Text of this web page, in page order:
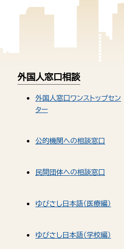
外国人窓口相談
外国人窓口ワンストップセン
ター
公的機関への相談窓口
民間団体への相談窓口
ゆびさし日本語（医療編）
ゆびさし日本語（学校編）